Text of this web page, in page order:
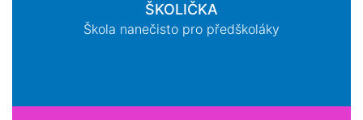
ŠKOLIČKA
Škola nanečisto pro předškoláky